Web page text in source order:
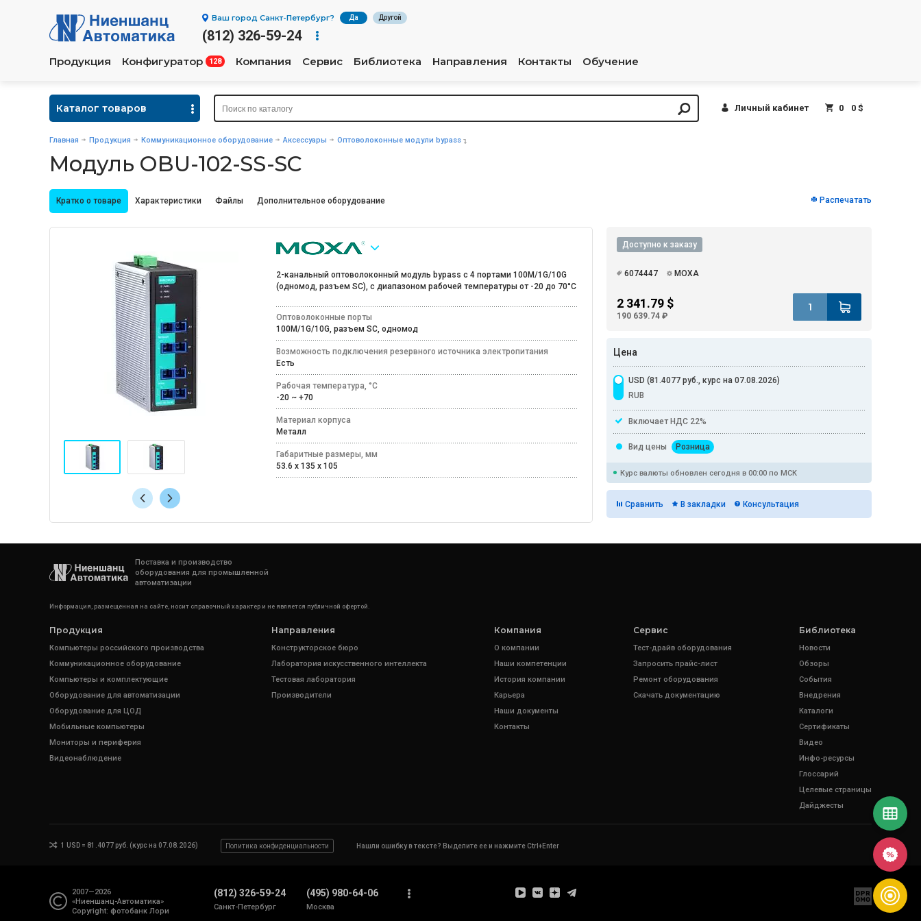
Ваш город Санкт-Петербург? Да Другой
(812) 326-59-24
Продукция Конфигуратор 128 Компания Сервис Библиотека Направления Контакты Обучение
Каталог товаров Личный кабинет 0 0 $
Главная Продукция Коммуникационное оборудование Аксессуары Оптоволоконные модули bypass
Модуль OBU-102-SS-SC
Кратко о товаре Характеристики Файлы Дополнительное оборудование Распечатать
Доступно к заказу
6074447 MOXA
2 341.79 $
190 639.74 ₽
Цена
USD (81.4077 руб., курс на 07.08.2026)
RUB
Включает НДС 22%
Вид цены Розница
Курс валюты обновлен сегодня в 00:00 по МСК
Сравнить В закладки Консультация
2-канальный оптоволоконный модуль bypass с 4 портами 100M/1G/10G
(одномод, разъем SC), с диапазоном рабочей температуры от -20 до 70°C
Оптоволоконные порты
100M/1G/10G, разъем SC, одномод
Возможность подключения резервного источника электропитания
Есть
Рабочая температура, °C
-20 ~ +70
Материал корпуса
Металл
Габаритные размеры, мм
53.6 x 135 x 105
Поставка и производство
оборудования для промышленной
автоматизации
Информация, размещенная на сайте, носит справочный характер и не является публичной офертой.
Продукция
Компьютеры российского производства
Коммуникационное оборудование
Компьютеры и комплектующие
Оборудование для автоматизации
Оборудование для ЦОД
Мобильные компьютеры
Мониторы и периферия
Видеонаблюдение
Направления
Конструкторское бюро
Лаборатория искусственного интеллекта
Тестовая лаборатория
Производители
Компания
О компании
Наши компетенции
История компании
Карьера
Наши документы
Контакты
Сервис
Тест-драйв оборудования
Запросить прайс-лист
Ремонт оборудования
Скачать документацию
Библиотека
Новости
Обзоры
События
Внедрения
Каталоги
Сертификаты
Видео
Инфо-ресурсы
Глоссарий
Целевые страницы
Дайджесты
1 USD = 81.4077 руб. (курс на 07.08.2026) Политика конфиденциальности Нашли ошибку в тексте? Выделите ее и нажмите Ctrl+Enter
2007—2026
«Ниеншанц-Автоматика»
Copyright: фотобанк Лори
(812) 326-59-24
Санкт-Петербург
(495) 980-64-06
Москва